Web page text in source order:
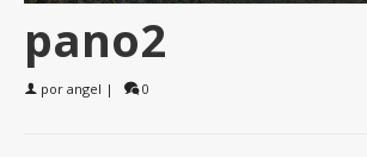
pano2
por angel | 0